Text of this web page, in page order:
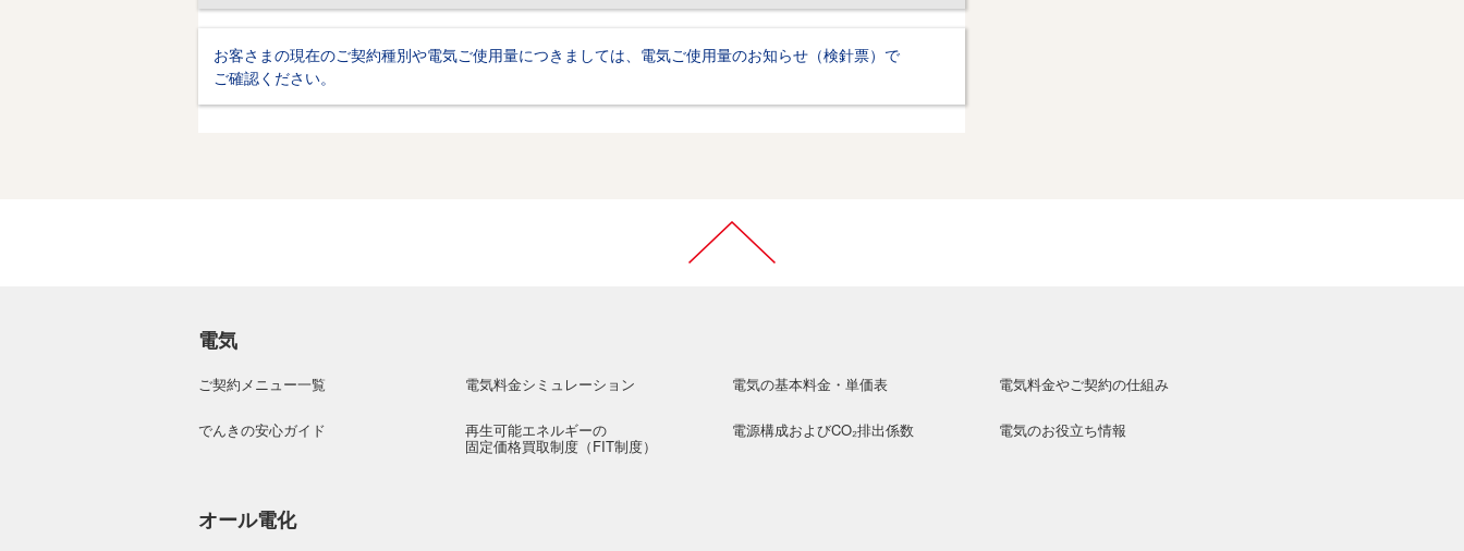
お客さまの現在のご契約種別や電気ご使用量につきましては、電気ご使用量のお知らせ（検針票）で
ご確認ください。
電気
ご契約メニュー一覧 電気料金シミュレーション 電気の基本料金・単価表 電気料金やご契約の仕組み
でんきの安心ガイド 再生可能エネルギーの
固定価格買取制度（FIT制度）
電源構成およびCO₂排出係数 電気のお役立ち情報
オール電化